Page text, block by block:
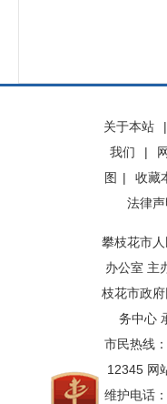
关于本站 |
我们
|
图 | 收藏
法律声
攀枝花市
办公室
枝花市政
务中心
市民热线
12345 网
维护电话